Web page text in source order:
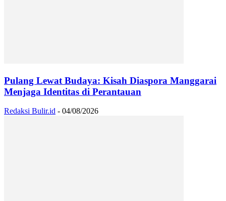
Pulang Lewat Budaya: Kisah Diaspora Manggarai
Menjaga Identitas di Perantauan
Redaksi Bulir.id - 04/08/2026